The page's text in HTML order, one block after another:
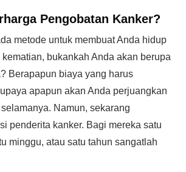
Pengobatan Kanker?
metode untuk membuat Anda hidup
bukankah Anda akan berupa
Berapapun biaya yang harus
apapun akan Anda perjuangkan
Namun, sekarang
penderita kanker. Bagi mereka satu
minggu, atau satu tahun sangatlah